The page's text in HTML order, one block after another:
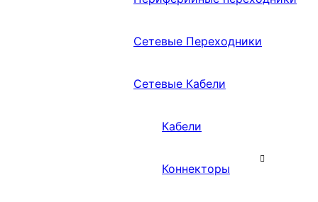
Сетевые Переходники
Сетевые Кабели
Кабели
Коннекторы